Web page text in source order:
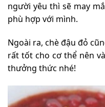
người yêu thì sẽ may
phù hợp với mình.
Ngoài ra, chè đậu đỏ
rất tốt cho cơ thể nên
thưởng thức nhé!